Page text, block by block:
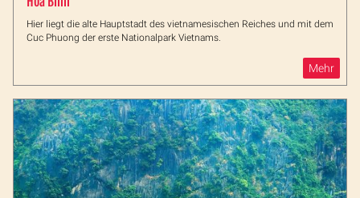
Hier liegt die alte Hauptstadt des vietnamesischen Reiches und mit dem
Cuc Phuong der erste Nationalpark Vietnams.
Mehr